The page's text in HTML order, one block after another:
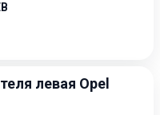
левая Opel